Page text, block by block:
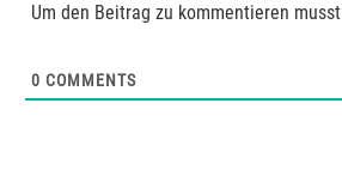
Um den Beitrag zu kommentieren
0 COMMENTS